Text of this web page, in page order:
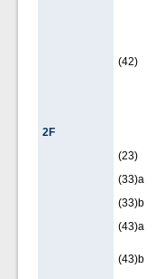
(42)
2F
(23)
(33)a
(33)b
(43)a
(43)b